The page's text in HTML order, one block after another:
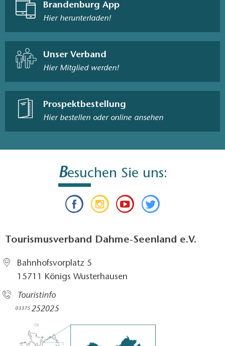
Brandenburg App
Hier herunterladen!
Unser Verband
Hier Mitglied werden!
Prospektbestellung
Hier bestellen oder online ansehen
Besuchen Sie uns:
Tourismusverband Dahme-Seenland e.V.
Bahnhofsvorplatz 5​
15711 Königs Wusterhausen
Touristinfo
03375252025​